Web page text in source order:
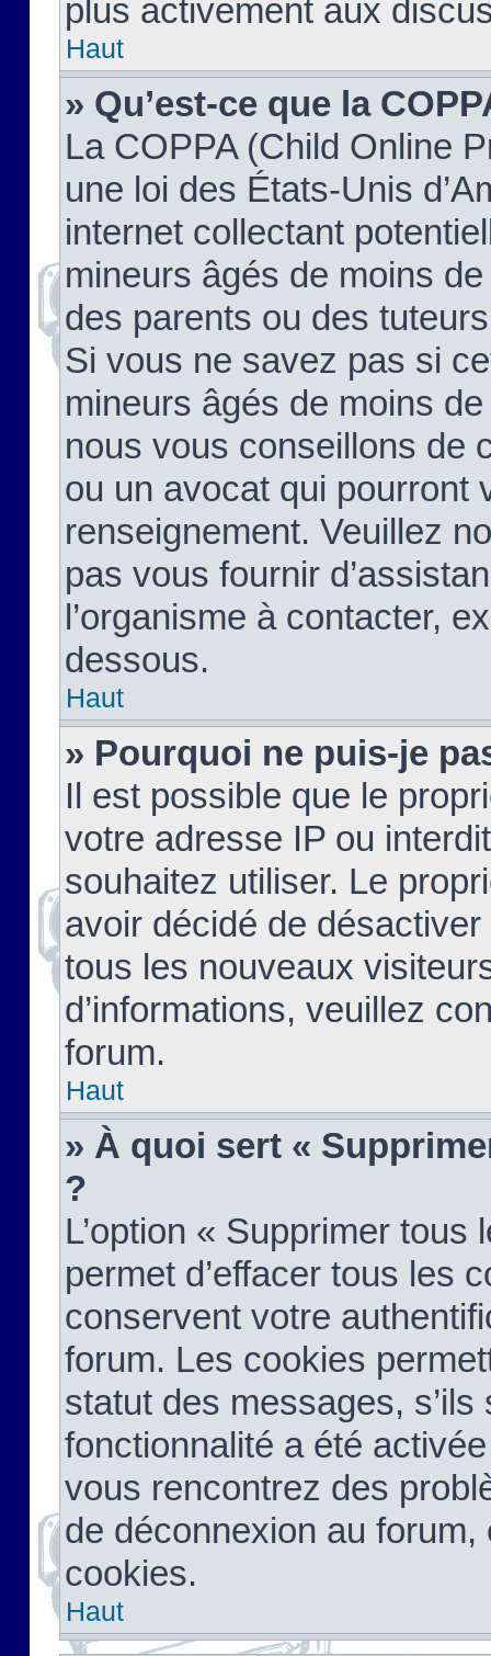
plus activement aux
Haut
» Qu’est-ce que la
La COPPA (Child Online
une loi des États-Unis
internet collectant
mineurs âgés de moins
des parents ou des
Si vous ne savez pas si
mineurs âgés de moins
nous vous conseillons de
ou un avocat qui pourront
renseignement. Veuillez
pas vous fournir
l’organisme à contacter,
dessous.
Haut
» Pourquoi ne puis-je
Il est possible que le
votre adresse IP ou
souhaitez utiliser. Le
avoir décidé de
tous les nouveaux
d’informations, veuillez
forum.
Haut
» À quoi sert «
?
L’option « Supprimer
permet d’effacer tous les
conservent votre
forum. Les cookies
statut des messages,
fonctionnalité a été
vous rencontrez des
de déconnexion au
cookies.
Haut